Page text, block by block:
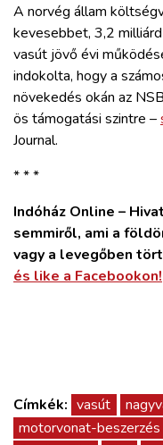
A norvég állam
kevesebbet, 3,2
vasút jövő évi
indokolta, hogy a
növekedés okán az
ös támogatási szintre –
Journal.
* * *
Indóház Online –
semmiről, ami a
vagy a levegőben
és like a Facebookon!
Címkék: vasút
motorvonat-beszerzés